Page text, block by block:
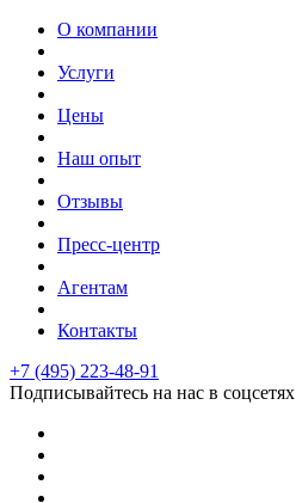
О компании
Услуги
Цены
Наш опыт
Отзывы
Пресс-центр
Агентам
Контакты
+7 (495) 223-48-91
Подписывайтесь на нас в соцсетях